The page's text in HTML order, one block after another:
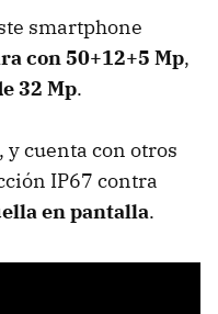
smartphone
con 50+12+5 Mp,
32 Mp.
y cuenta con otros
IP67 contra
en pantalla.